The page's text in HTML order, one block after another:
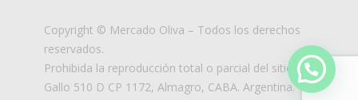
Copyright © Mercado Oliva – Todos los derechos
reservados.
Prohibida la reproducción total o parcial del sitio.
Gallo 510 D CP 1172, Almagro, CABA. Argentina.